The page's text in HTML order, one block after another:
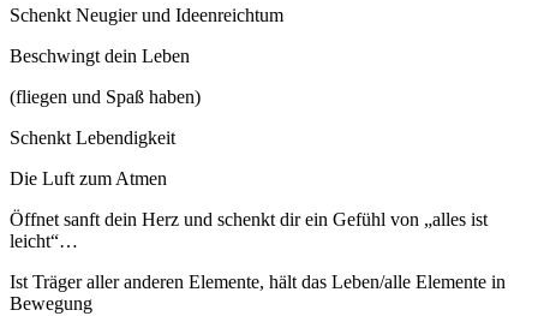
Schenkt Neugier und Ideenreichtum
Beschwingt dein Leben
(fliegen und Spaß haben)
Schenkt Lebendigkeit
Die Luft zum Atmen
Öffnet sanft dein Herz und schenkt dir ein Gefühl von „alles ist
leicht“…
Ist Träger aller anderen Elemente, hält das Leben/alle Elemente in
Bewegung